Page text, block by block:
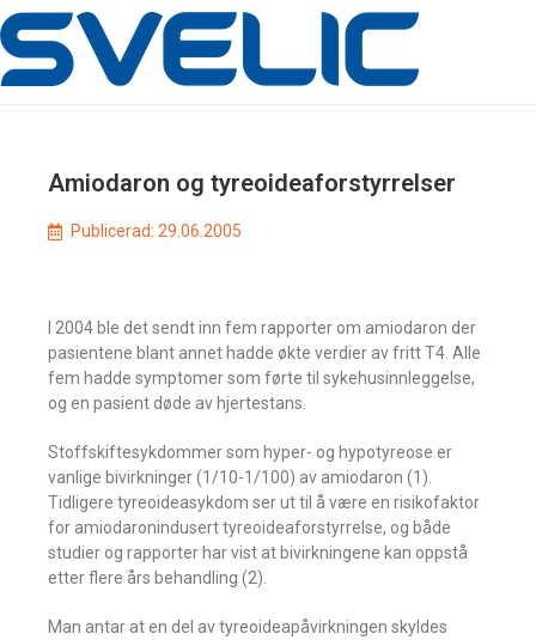
Amiodaron og tyreoideaforstyrrelser
Publicerad: 29.06.2005
I 2004 ble det sendt inn fem rapporter om amiodaron der
pasientene blant annet hadde økte verdier av fritt T4. Alle
fem hadde symptomer som førte til sykehusinnleggelse,
og en pasient døde av hjertestans.
Stoffskiftesykdommer som hyper- og hypotyreose er
vanlige bivirkninger (1/10-1/100) av amiodaron (1).
Tidligere tyreoideasykdom ser ut til å være en risikofaktor
for amiodaronindusert tyreoideaforstyrrelse, og både
studier og rapporter har vist at bivirkningene kan oppstå
etter flere års behandling (2).
Man antar at en del av tyreoideapåvirkningen skyldes